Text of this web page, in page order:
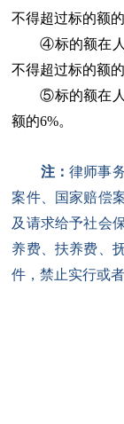
不得超过标的额的
④标的额在人
不得超过标的额的
⑤标的额在
额的6%。
注： 律师事
案件、国家赔偿
及请求给予社会
养费、扶养费、
件，禁止实行或